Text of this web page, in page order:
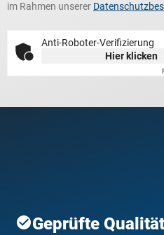
im Rahmen unserer
Anti-Roboter-Verifizierung
Hier klicken
Geprüfte Qualität